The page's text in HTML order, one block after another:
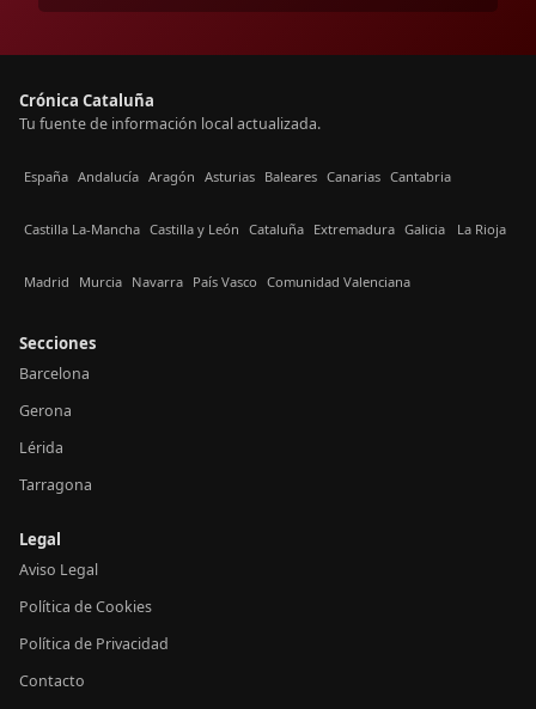
Crónica Cataluña
Tu fuente de información local actualizada.
España Andalucía Aragón Asturias Baleares Canarias Cantabria
Castilla La-Mancha Castilla y León Cataluña Extremadura Galicia La Rioja
Madrid Murcia Navarra País Vasco Comunidad Valenciana
Secciones
Barcelona
Gerona
Lérida
Tarragona
Legal
Aviso Legal
Política de Cookies
Política de Privacidad
Contacto